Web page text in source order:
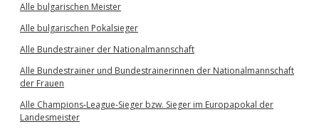
Alle bulgarischen Meister
Alle bulgarischen Pokalsieger
Alle Bundestrainer der Nationalmannschaft
Alle Bundestrainer und Bundestrainerinnen der Nationalmannschaft
der Frauen
Alle Champions-League-Sieger bzw. Sieger im Europapokal der
Landesmeister